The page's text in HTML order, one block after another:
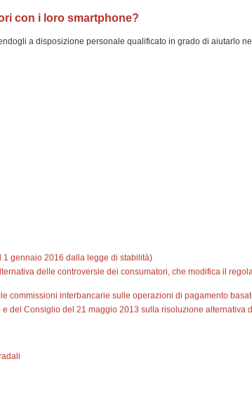
con i loro smartphone?
a disposizione personale qualificato in grado di aiutarlo
gennaio 2016 dalla legge di stabilità)
delle controversie dei consumatori, che modifica il
interbancarie sulle operazioni di pagamento
del Consiglio del 21 maggio 2013 sulla risoluzione
nell'edilizia
di credito ai consumatori relativi a beni immobili residenziali
recante misure urgenti di degiurisdizionalizzazione ed